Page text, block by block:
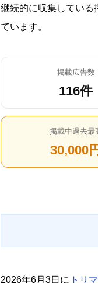
継続的に収集している
ています。
掲載広告数
116件
掲載中過去最
30,000
2026年6月3日に トリマ